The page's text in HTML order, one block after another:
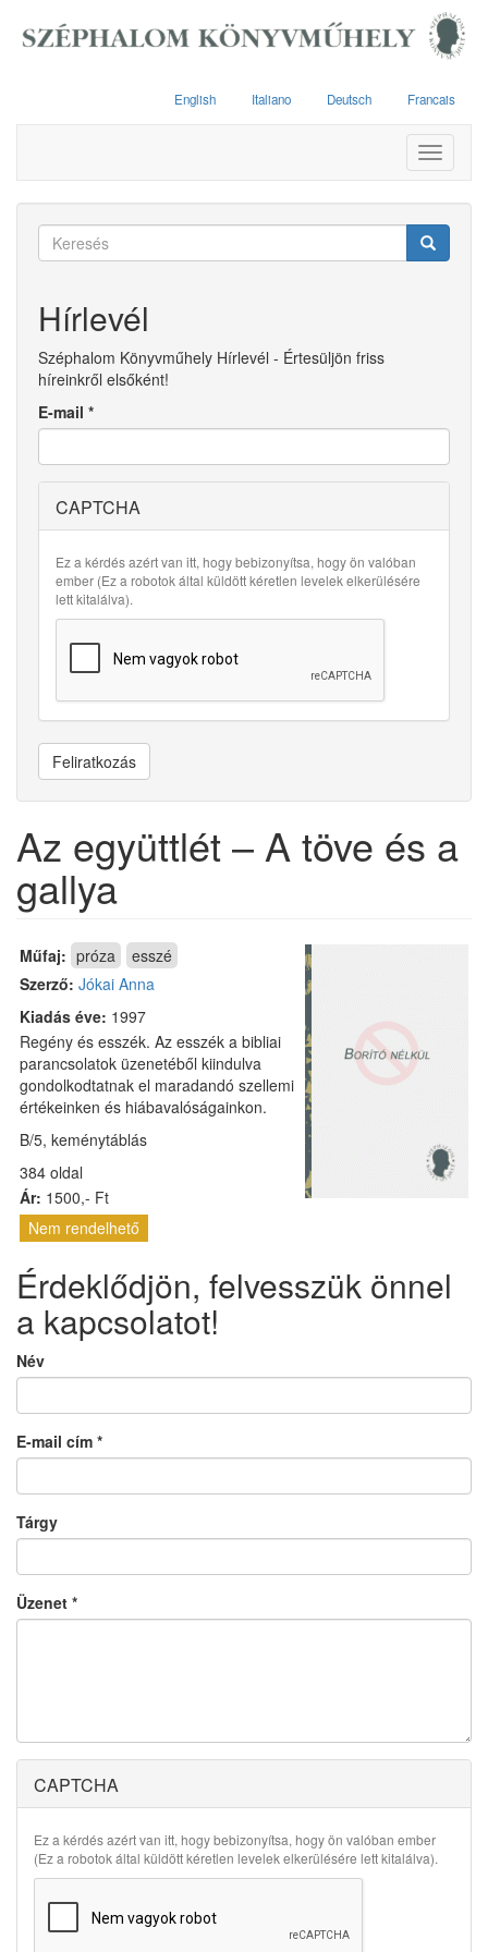
English Italiano Deutsch Francais
Toggle
Keresés
Hírlevél
Széphalom Könyvműhely Hírlevél - Értesüljön friss
híreinkről elsőként!
E-mail *
CAPTCHA
Ez a kérdés azért van itt, hogy bebizonyítsa, hogy ön valóban
ember (Ez a robotok által küldött kéretlen levelek elkerülésére
lett kitalálva).
Feliratkozás
Az együttlét – A töve és a
gallya
Műfaj: próza
esszé
Szerző: Jókai Anna
Kiadás éve: 1997
Regény és esszék. Az esszék a bibliai
parancsolatok üzenetéből kiindulva
gondolkodtatnak el maradandó szellemi
értékeinken és hiábavalóságainkon.
B/5, keménytáblás
384 oldal
Ár: 1500,- Ft
Nem rendelhető
Érdeklődjön, felvesszük önnel
a kapcsolatot!
Név
E-mail cím *
Tárgy
Üzenet *
CAPTCHA
Ez a kérdés azért van itt, hogy bebizonyítsa, hogy ön valóban ember
(Ez a robotok által küldött kéretlen levelek elkerülésére lett kitalálva).